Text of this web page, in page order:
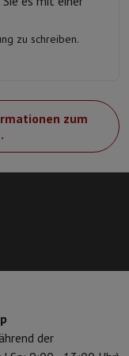
und verbessert für
Kompatibilität,
für eindrucksvolle
hellen Bereichen.
Spiele mit der G-
des
bietet
zum Leben
zu schreiben.
zum
der